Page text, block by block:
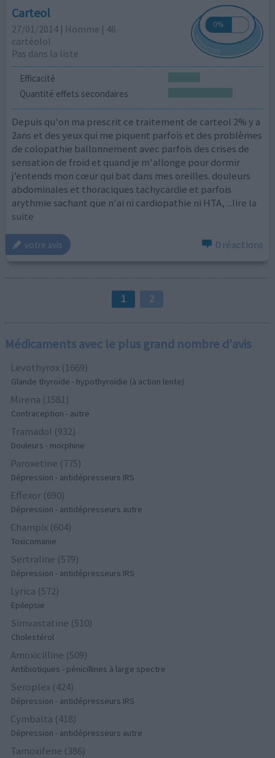
Carteol
27/01/2014 | Homme | 46
cartéolol
Pas dans la liste
Efficacité
Quantité effets secondaires
Depuis qu'on ma prescrit ce traitement de carteol 2% y a
2ans et des yeux qui me piquent parfois et des problèmes
de colopathie ballonnement avec parfois des crises de
sensation de froid et quand je m'allonge pour dormir
j’entends mon cœur qui bat dans mes oreilles. douleurs
abdominales et thoraciques tachycardie et parfois
arythmie sachant que n'ai ni cardiopathie ni HTA, ...lire la
suite
votre avis 0 réactions
1 2
Médicaments avec le plus grand nombre d'avis
Levothyrox (1669)
Glande thyroïde - hypothyroïdie (à action lente)
Mirena (1581)
Contraception - autre
Tramadol (932)
Douleurs - morphine
Paroxetine (775)
Dépression - antidépresseurs IRS
Effexor (690)
Dépression - antidépresseurs autre
Champix (604)
Toxicomanie
Sertraline (579)
Dépression - antidépresseurs IRS
Lyrica (572)
Epilepsie
Simvastatine (510)
Cholestérol
Amoxicilline (509)
Antibiotiques - pénicillines à large spectre
Seroplex (424)
Dépression - antidépresseurs IRS
Cymbalta (418)
Dépression - antidépresseurs autre
Tamoxifene (386)